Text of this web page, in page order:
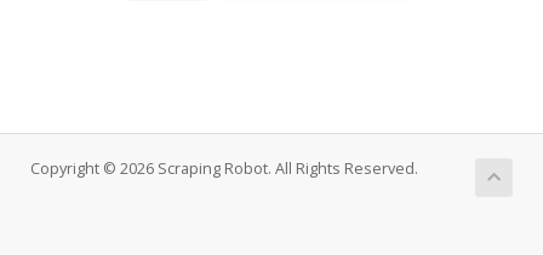
Copyright © 2026 Scraping Robot. All Rights Reserved.